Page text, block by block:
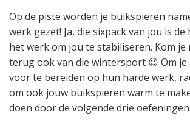
Op de piste worden je buikspieren
werk gezet! Ja, die sixpack van jou is de
het werk om jou te stabiliseren. Kom
terug ook van die wintersport 😉 Om je
voor te bereiden op hun harde werk,
om ook jouw buikspieren warm te
doen door de volgende drie oefeningen: